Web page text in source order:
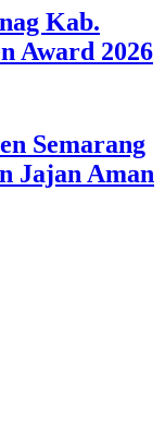
Kab.
Award 2026
Semarang
Jajan Aman